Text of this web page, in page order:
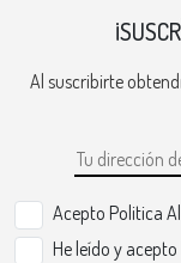
Al suscribirte
Acepto Politica
He leído y acepto